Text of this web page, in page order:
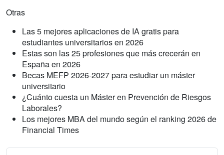
Otras
Las 5 mejores aplicaciones de IA gratis para
estudiantes universitarios en 2026
Estas son las 25 profesiones que más crecerán en
España en 2026
Becas MEFP 2026-2027 para estudiar un máster
universitario
¿Cuánto cuesta un Máster en Prevención de Riesgos
Laborales?
Los mejores MBA del mundo según el ranking 2026 de
Financial Times